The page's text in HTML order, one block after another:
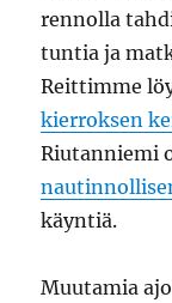
rennolla
tuntia ja
Reittimme
kierroksen
Riutanniemi
käyntiä.
Muutamia